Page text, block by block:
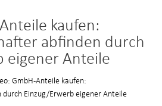
kaufen:
abfinden durch
eigener Anteile
GmbH-Anteile kaufen:
durch Einzug/Erwerb eigener Anteile